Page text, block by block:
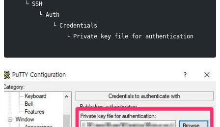
  └ SSH
      └ Auth
          └ Credentials
              └ Private key file for authentication